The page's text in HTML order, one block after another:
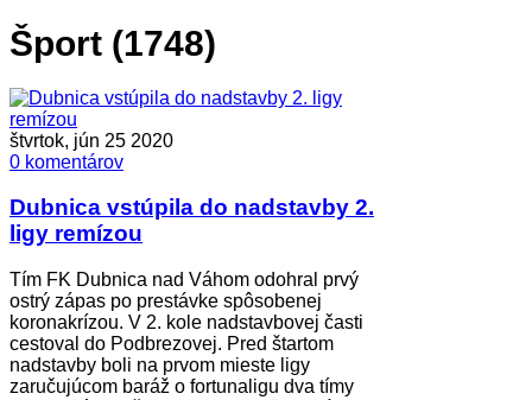
Šport (1748)
štvrtok, jún 25 2020
0 komentárov
Dubnica vstúpila do nadstavby 2.
ligy remízou
Tím FK Dubnica nad Váhom odohral prvý
ostrý zápas po prestávke spôsobenej
koronakrízou. V 2. kole nadstavbovej časti
cestoval do Podbrezovej. Pred štartom
nadstavby boli na prvom mieste ligy
zaručujúcom baráž o fortunaligu dva tímy